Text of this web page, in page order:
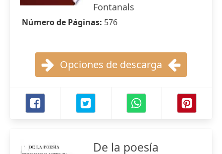
Fontanals
Número de Páginas: 576
Opciones de descarga
De la poesía